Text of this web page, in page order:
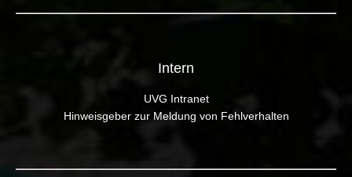
Intern
UVG Intranet
Hinweisgeber zur Meldung von Fehlverhalten